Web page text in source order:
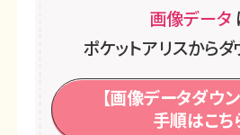
画像データ
ポケットアリスからダ
【画像データダウ
手順はこち